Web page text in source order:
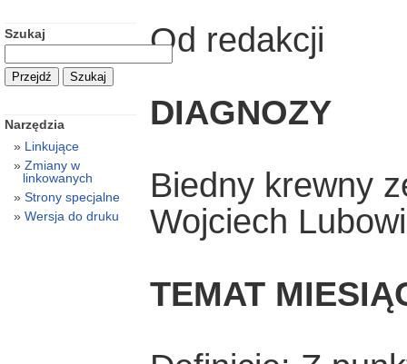
Od redakcji
DIAGNOZY
Biedny krewny
Wojciech
TEMAT
Szukaj
Narzędzia
Linkujące
Zmiany w
linkowanych
Strony specjalne
Wersja do druku